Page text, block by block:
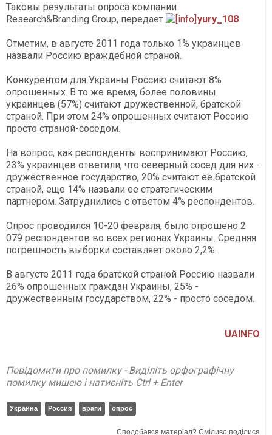
Таковы результаты опроса компании
Research&Branding Group, передает
yury_108
Отметим, в августе 2011 года только 1% украинцев
назвали Россию враждебной страной.
Конкурентом для Украины Россию считают 8%
опрошенных. В то же время, более половины
украинцев (57%) считают дружественной, братской
страной. При этом 24% опрошенных считают Россию
просто страной-соседом.
На вопрос, как респонденты воспринимают Россию,
23% украинцев ответили, что северный сосед для них -
дружественное государство, 20% считают ее братской
страной, еще 14% назвали ее стратегическим
партнером. Затруднились с ответом 4% респондентов.
Опрос проводился 10-20 февраля, было опрошено 2
079 респондентов во всех регионах Украины. Средняя
погрешность выборки составляет около 2,2%.
В августе 2011 года братской страной Россию назвали
26% опрошенных граждан Украины, 25% -
дружественным государством, 22% - просто соседом.
UAINFO
Повідомити про помилку - Виділіть орфографічну
помилку мишею і натисніть Ctrl + Enter
Украина Россия враги опрос
Сподобався матеріал? Сміливо поділися